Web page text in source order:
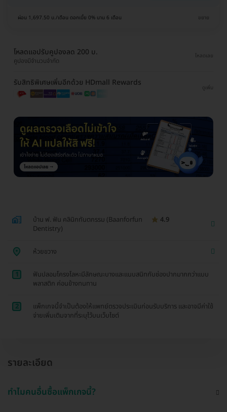
ผ่อน 1,697.50 บ./เดือน ดอกเบี้ย 0% นาน 6 เดือน ขยาย
โหลดแอปรับคูปองลด 200 บ.
คูปองมีจำนวนจำกัด
โหลดเลย
รับสิทธิพิเศษเพิ่มอีกด้วย HDmall Rewards
ดูเพิ่ม
บ้าน ฟ. ฟัน คลินิกทันตกรรม (Baanforfun
Dentistry)
4.9
ห้วยขวาง
1
ฟันปลอมโครงโลหะมีลักษณะบางและแนบสนิทกับช่องปากมากกว่าแบบ
พลาสติก ค่อนข้างทนทาน
2
แพ็กเกจนี้จำเป็นต้องให้แพทย์ตรวจประเมินก่อนรับบริการ และอาจมีค่าใช้
จ่ายเพิ่มเติมจากที่ระบุไว้บนเว็บไซต์
รายละเอียด
ทำไมคนอื่นซื้อแพ็กเกจนี้?